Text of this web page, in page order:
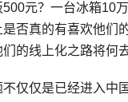
元？一台冰箱10
是否真的有喜欢他们
的线上化之路将何
仅仅是已经进入中